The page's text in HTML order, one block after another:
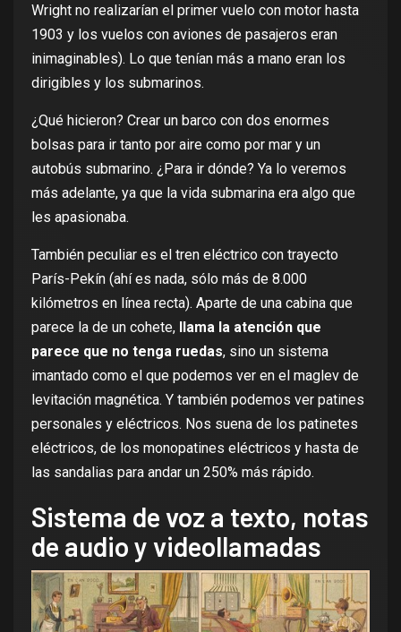
Wright no realizarían el primer vuelo con motor hasta
1903 y los vuelos con aviones de pasajeros eran
inimaginables). Lo que tenían más a mano eran los
dirigibles y los submarinos.
¿Qué hicieron? Crear un barco con dos enormes
bolsas para ir tanto por aire como por mar y un
autobús submarino. ¿Para ir dónde? Ya lo veremos
más adelante, ya que la vida submarina era algo que
les apasionaba.
También peculiar es el tren eléctrico con trayecto
París-Pekín (ahí es nada, sólo más de 8.000
kilómetros en línea recta). Aparte de una cabina que
parece la de un cohete, llama la atención que
parece que no tenga ruedas, sino un sistema
imantado como el que podemos ver en el maglev de
levitación magnética. Y también podemos ver patines
personales y eléctricos. Nos suena de los patinetes
eléctricos, de los monopatines eléctricos y hasta de
las sandalias para andar un 250% más rápido.
Sistema de voz a texto, notas
de audio y videollamadas